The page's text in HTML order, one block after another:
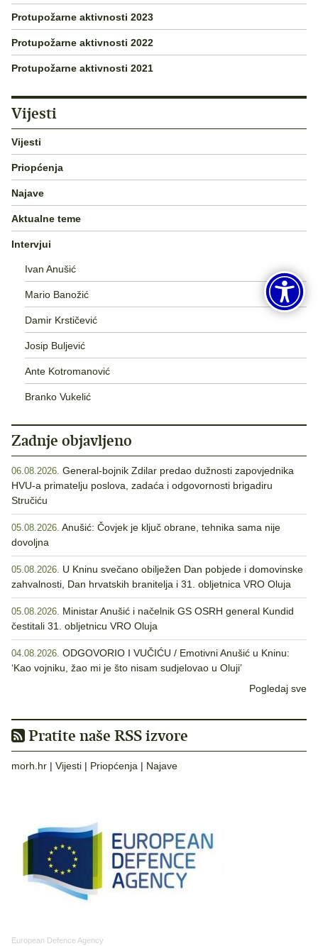
Protupožarne aktivnosti 2023
Protupožarne aktivnosti 2022
Protupožarne aktivnosti 2021
Vijesti
Vijesti
Priopćenja
Najave
Aktualne teme
Intervjui
Ivan Anušić
Mario Banožić
Damir Krstičević
Josip Buljević
Ante Kotromanović
Branko Vukelić
Zadnje objavljeno
06.08.2026. General-bojnik Zdilar predao dužnosti zapovjednika
HVU-a primatelju poslova, zadaća i odgovornosti brigadiru
Stručiću
05.08.2026. Anušić: Čovjek je ključ obrane, tehnika sama nije
dovoljna
05.08.2026. U Kninu svečano obilježen Dan pobjede i domovinske
zahvalnosti, Dan hrvatskih branitelja i 31. obljetnica VRO Oluja
05.08.2026. Ministar Anušić i načelnik GS OSRH general Kundid
čestitali 31. obljetnicu VRO Oluja
04.08.2026. ODGOVORIO I VUČIĆU / Emotivni Anušić u Kninu:
‘Kao vojniku, žao mi je što nisam sudjelovao u Oluji’
Pogledaj sve
Pratite naše RSS izvore
morh.hr | Vijesti | Priopćenja | Najave
European Defence Agency